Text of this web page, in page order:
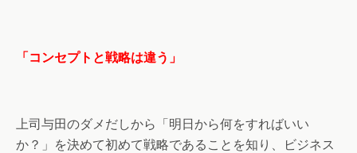
「コンセプトと戦略は違う」
上司与田のダメだしから「明日から何をすればいい
か？」を決めて初めて戦略であることを知り、ビジネス